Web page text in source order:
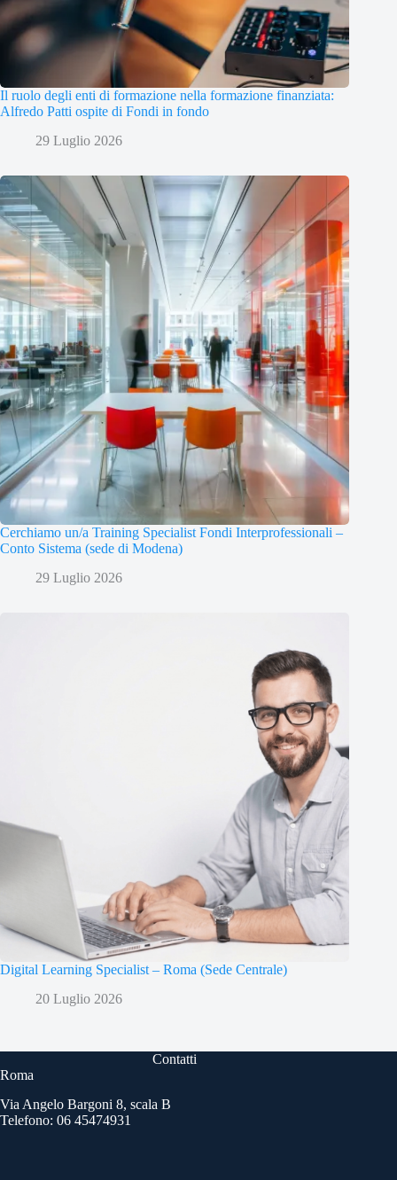
Il ruolo degli enti di formazione nella formazione finanziata:
Alfredo Patti ospite di Fondi in fondo
29 Luglio 2026
Cerchiamo un/a Training Specialist Fondi Interprofessionali –
Conto Sistema (sede di Modena)
29 Luglio 2026
Digital Learning Specialist – Roma (Sede Centrale)
20 Luglio 2026
Contatti
Roma
Via Angelo Bargoni 8, scala B
Telefono: 06 45474931